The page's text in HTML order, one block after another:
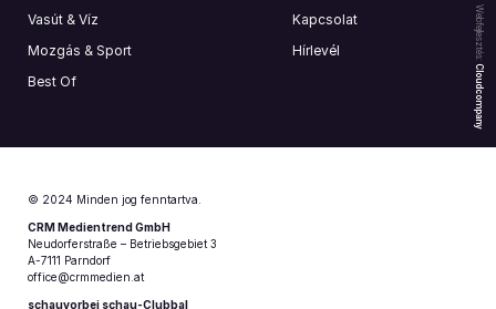
Webfejlesztés:
Cloudcompany
Vasút & Víz
Mozgás & Sport
Best Of
Kapcsolat
Hírlevél
© 2024 Minden jog fenntartva.
CRM Medientrend GmbH
Neudorferstraße – Betriebsgebiet 3
A-7111 Parndorf
office@crmmedien.at
schauvorbei schau-Clubbal